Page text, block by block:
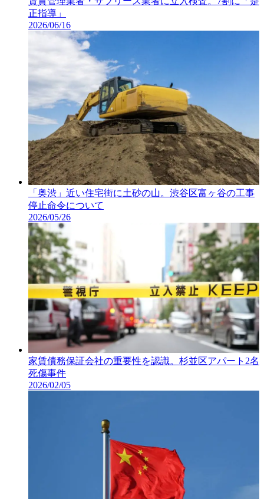
正指導」
2026/06/16
「奥渋」近い住宅街に土砂の山。渋谷区富ヶ谷の工事
停止命令について
2026/05/26
家賃債務保証会社の重要性を認識。杉並区アパート2名
死傷事件
2026/02/05